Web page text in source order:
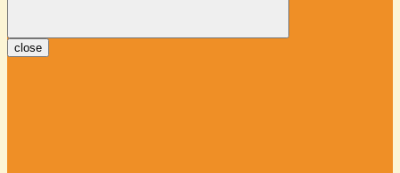
close